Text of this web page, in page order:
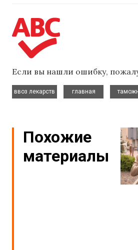
Если вы нашли ошибку,
ввоз лекарств
главная
Похожие
материалы